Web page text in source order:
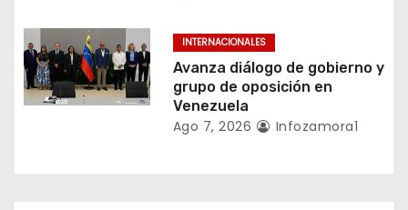
d
a
INTERNACIONALES
Avanza diálogo de gobierno y
grupo de oposición en
Venezuela
Ago 7, 2026 Infozamora1